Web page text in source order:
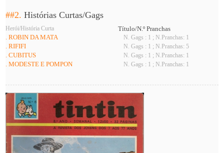
##2.Histórias Curtas/Gags
Herói/História Curta
Título/N.º Pranchas
. ROBIN DA MATA
N. Gags : 1 ; N.Pranchas: 1
. RIFIFI N. Gags : 1 ; N.Pranchas: 5
. CUBITUS N. Gags : 1 ; N.Pranchas: 1
. MODESTE E POMPON N. Gags : 1 ; N.Pranchas: 1